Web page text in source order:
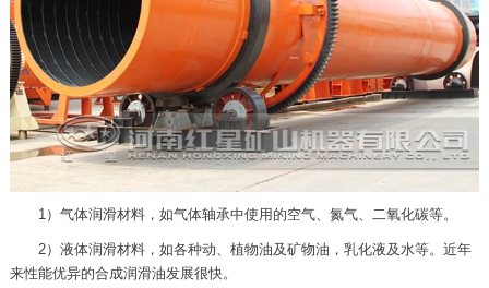
1）气体润滑材料，如气体轴承中使用的空气、氮气、二氧化碳等。
2）液体润滑材料，如各种动、植物油及矿物油，乳化液及水等。近年
来性能优异的合成润滑油发展很快。